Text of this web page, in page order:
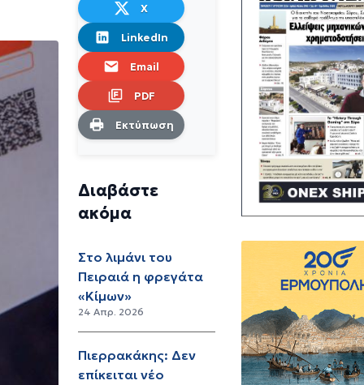
X
LinkedIn
Email
PDF
Εκτύπωση
Διαβάστε
ακόμα
Στο λιμάνι του
Πειραιά η φρεγάτα
«Κίμων»
24 Απρ. 2026
Πιερρακάκης: Δεν
επίκειται νέο